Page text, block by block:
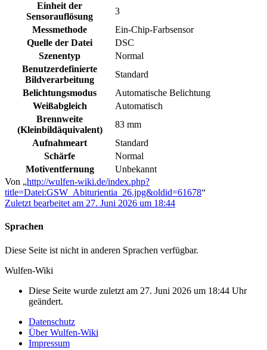
Einheit der
Sensorauflösung
3
Messmethode
Ein-Chip-Farbsensor
Quelle der Datei
DSC
Szenentyp
Normal
Benutzerdefinierte
Bildverarbeitung
Standard
Belichtungsmodus
Automatische Belichtung
Weißabgleich
Automatisch
Brennweite
(Kleinbildäquivalent)
83 mm
Aufnahmeart
Standard
Schärfe
Normal
Motiventfernung
Unbekannt
Von „http://wulfen-wiki.de/index.php?
title=Datei:GSW_Abiturientia_26.jpg&oldid=61678“
Zuletzt bearbeitet am 27. Juni 2026 um 18:44
Sprachen
Diese Seite ist nicht in anderen Sprachen verfügbar.
Wulfen-Wiki
Diese Seite wurde zuletzt am 27. Juni 2026 um 18:44 Uhr
geändert.
Datenschutz
Über Wulfen-Wiki
Impressum